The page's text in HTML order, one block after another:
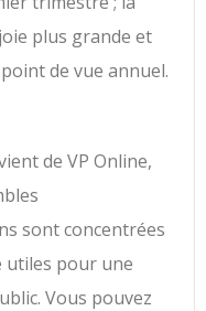
plus grande et
de vue annuel.
de VP Online,
sont concentrées
utiles pour une
Vous pouvez